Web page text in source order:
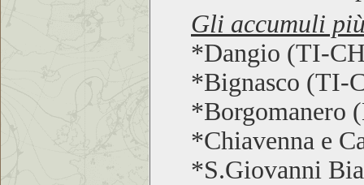
Gli accumuli
*Dangio (TI-
*Bignasco (TI-
*Borgomanero
*Chiavenna e
*S.Giovanni